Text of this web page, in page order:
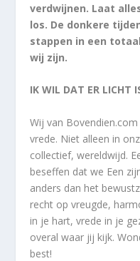
verdwijnen. Laat
los. De donkere
stappen in een
wij zijn.
IK WIL DAT ER LICHT
Wij van
vrede. Niet alleen in
collectief, wereldwijd.
beseffen dat we Een
anders dan het
recht op vreugde,
in je hart, vrede in je
overal waar jij kijk.
best!